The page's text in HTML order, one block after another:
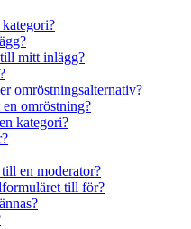
mitt inlägg?
omröstningsalternativ?
omröstning?
kategori?
en moderator?
till för?